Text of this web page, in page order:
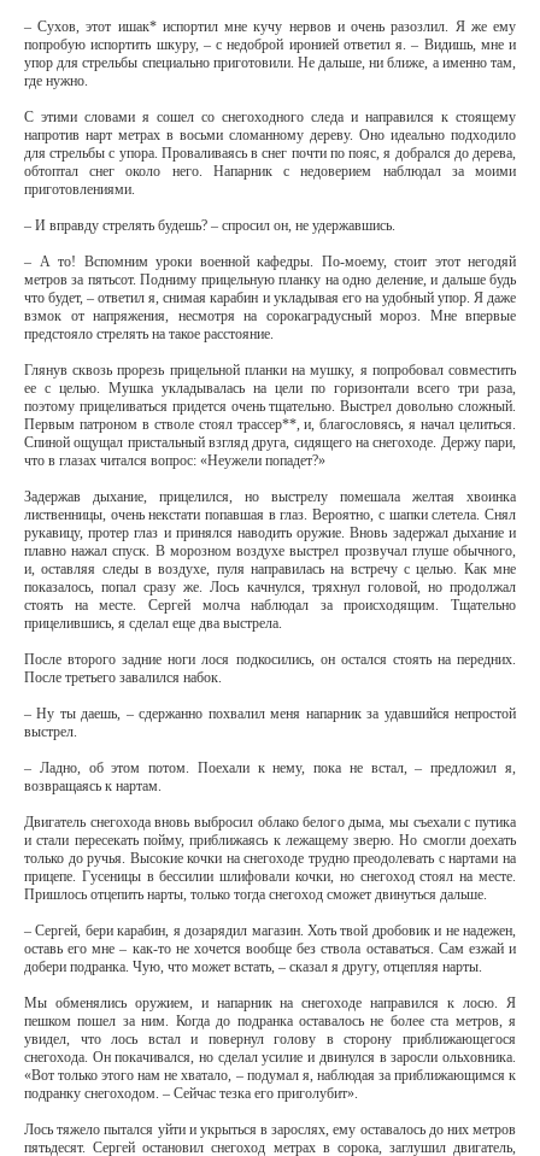
– Сухов, этот ишак* испортил мне кучу нервов и очень разозлил. Я же ему
попробую испортить шкуру, – с недоброй иронией ответил я. – Видишь, мне и
упор для стрельбы специально приготовили. Не дальше, ни ближе, а именно там,
где нужно.
С этими словами я сошел со снегоходного следа и направился к стоящему
напротив нарт метрах в восьми сломанному дереву. Оно идеально подходило
для стрельбы с упора. Проваливаясь в снег почти по пояс, я добрался до дерева,
обтоптал снег около него. Напарник с недоверием наблюдал за моими
приготовлениями.
– И вправду стрелять будешь? – спросил он, не удержавшись.
– А то! Вспомним уроки военной кафедры. По-моему, стоит этот негодяй
метров за пятьсот. Подниму прицельную планку на одно деление, и дальше будь
что будет, – ответил я, снимая карабин и укладывая его на удобный упор. Я даже
взмок от напряжения, несмотря на сорокаградусный мороз. Мне впервые
предстояло стрелять на такое расстояние.
Глянув сквозь прорезь прицельной планки на мушку, я попробовал совместить
ее с целью. Мушка укладывалась на цели по горизонтали всего три раза,
поэтому прицеливаться придется очень тщательно. Выстрел довольно сложный.
Первым патроном в стволе стоял трассер**, и, благословясь, я начал целиться.
Спиной ощущал пристальный взгляд друга, сидящего на снегоходе. Держу пари,
что в глазах читался вопрос: «Неужели попадет?»
Задержав дыхание, прицелился, но выстрелу помешала желтая хвоинка
лиственницы, очень некстати попавшая в глаз. Вероятно, с шапки слетела. Снял
рукавицу, протер глаз и принялся наводить оружие. Вновь задержал дыхание и
плавно нажал спуск. В морозном воздухе выстрел прозвучал глуше обычного,
и, оставляя следы в воздухе, пуля направилась на встречу с целью. Как мне
показалось, попал сразу же. Лось качнулся, тряхнул головой, но продолжал
стоять на месте. Сергей молча наблюдал за происходящим. Тщательно
прицелившись, я сделал еще два выстрела.
После второго задние ноги лося подкосились, он остался стоять на передних.
После третьего завалился набок.
– Ну ты даешь, – сдержанно похвалил меня напарник за удавшийся непростой
выстрел.
– Ладно, об этом потом. Поехали к нему, пока не встал, – предложил я,
возвращаясь к нартам.
Двигатель снегохода вновь выбросил облако белого дыма, мы съехали с путика
и стали пересекать пойму, приближаясь к лежащему зверю. Но смогли доехать
только до ручья. Высокие кочки на снегоходе трудно преодолевать с нартами на
прицепе. Гусеницы в бессилии шлифовали кочки, но снегоход стоял на месте.
Пришлось отцепить нарты, только тогда снегоход сможет двинуться дальше.
– Сергей, бери карабин, я дозарядил магазин. Хоть твой дробовик и не надежен,
оставь его мне – как-то не хочется вообще без ствола оставаться. Сам езжай и
добери подранка. Чую, что может встать, – сказал я другу, отцепляя нарты.
Мы обменялись оружием, и напарник на снегоходе направился к лосю. Я
пешком пошел за ним. Когда до подранка оставалось не более ста метров, я
увидел, что лось встал и повернул голову в сторону приближающегося
снегохода. Он покачивался, но сделал усилие и двинулся в заросли ольховника.
«Вот только этого нам не хватало, – подумал я, наблюдая за приближающимся к
подранку снегоходом. – Сейчас тезка его приголубит».
Лось тяжело пытался уйти и укрыться в зарослях, ему оставалось до них метров
пятьдесят. Сергей остановил снегоход метрах в сорока, заглушил двигатель,